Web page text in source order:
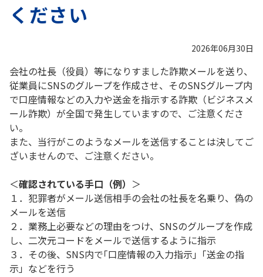
ください
2026年06月30日
会社の社長（役員）等になりすました詐欺メールを送り、
従業員にSNSのグループを作成させ、そのSNSグループ内
で口座情報などの入力や送金を指示する詐欺（ビジネスメ
ール詐欺）が全国で発生していますので、ご注意くださ
い。
また、当行がこのようなメールを送信することは決してご
ざいませんので、ご注意ください。
＜確認されている手口（例） ＞
１．犯罪者がメール送信相手の会社の社長を名乗り、偽の
メールを送信
２．業務上必要などの理由をつけ、SNSのグループを作成
し、二次元コードをメールで送信するように指示
３．その後、SNS内で｢口座情報の入力指示｣「送金の指
示」などを行う